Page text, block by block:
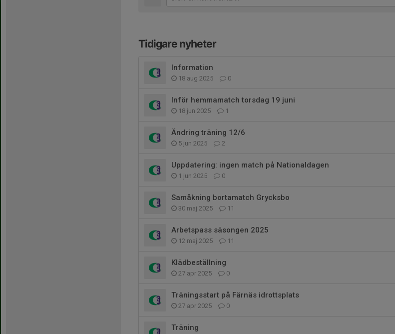
Tidigare nyheter
Information
18 aug 2025 0
Inför hemmamatch torsdag 19 juni
18 jun 2025 1
Ändring träning 12/6
5 jun 2025 2
Uppdatering: ingen match på Nationaldagen
1 jun 2025 0
Samåkning bortamatch Grycksbo
30 maj 2025 11
Arbetspass säsongen 2025
12 maj 2025 11
Klädbeställning
27 apr 2025 0
Träningsstart på Färnäs idrottsplats
27 apr 2025 0
Träning